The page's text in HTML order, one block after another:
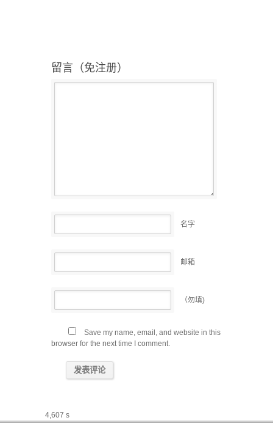
留言（免注册）
名字
邮箱
（勿填)
Save my name, email, and website in this
browser for the next time I comment.
4,607 s